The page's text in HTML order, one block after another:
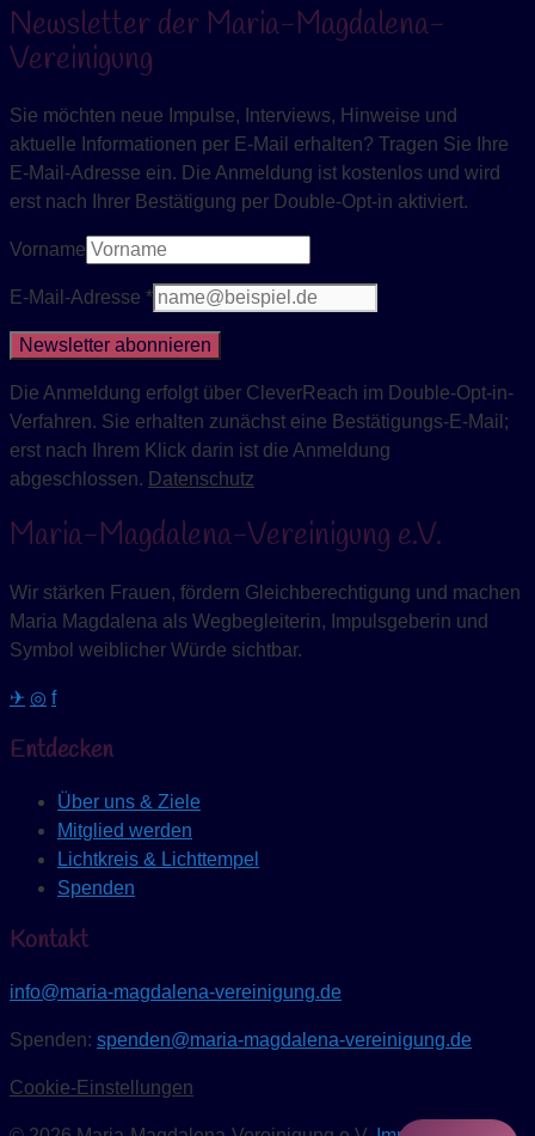
Newsletter der Maria-Magdalena-
Vereinigung
Sie möchten neue Impulse, Interviews, Hinweise und
aktuelle Informationen per E-Mail erhalten? Tragen Sie Ihre
E-Mail-Adresse ein. Die Anmeldung ist kostenlos und wird
erst nach Ihrer Bestätigung per Double-Opt-in aktiviert.
Vorname
E-Mail-Adresse *
Newsletter abonnieren
Die Anmeldung erfolgt über CleverReach im Double-Opt-in-
Verfahren. Sie erhalten zunächst eine Bestätigungs-E-Mail;
erst nach Ihrem Klick darin ist die Anmeldung
abgeschlossen. Datenschutz
Maria-Magdalena-Vereinigung e.V.
Wir stärken Frauen, fördern Gleichberechtigung und machen
Maria Magdalena als Wegbegleiterin, Impulsgeberin und
Symbol weiblicher Würde sichtbar.
✈ ◎ f
Entdecken
Über uns & Ziele
Mitglied werden
Lichtkreis & Lichttempel
Spenden
Kontakt
info@maria-magdalena-vereinigung.de
Spenden: spenden@maria-magdalena-vereinigung.de
Cookie-Einstellungen